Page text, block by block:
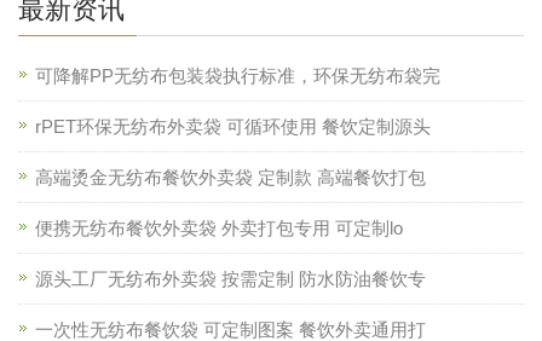
最新资讯
可降解PP无纺布包装袋执行标准，环保无纺布袋完
rPET环保无纺布外卖袋 可循环使用 餐饮定制源头
高端烫金无纺布餐饮外卖袋 定制款 高端餐饮打包
便携无纺布餐饮外卖袋 外卖打包专用 可定制lo
源头工厂无纺布外卖袋 按需定制 防水防油餐饮专
一次性无纺布餐饮袋 可定制图案 餐饮外卖通用打